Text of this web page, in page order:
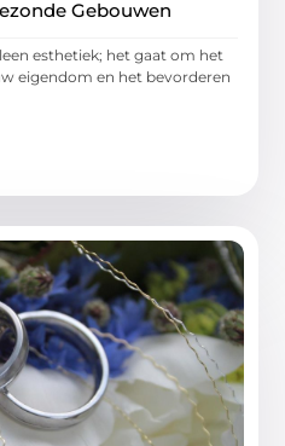
Gebouwen
esthetiek; het gaat om het
eigendom en het bevorderen